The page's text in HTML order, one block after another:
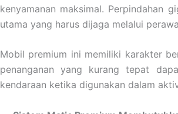
kenyamanan maksimal. Perpindahan
utama yang harus dijaga melalui
Mobil premium ini memiliki karakter
penanganan yang kurang tepat
kendaraan ketika digunakan dalam